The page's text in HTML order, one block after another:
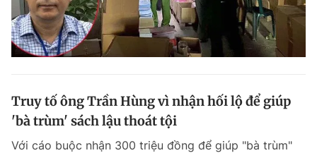
Truy tố ông Trần Hùng vì nhận hối lộ để giúp
'bà trùm' sách lậu thoát tội
Với cáo buộc nhận 300 triệu đồng để giúp "bà trùm"